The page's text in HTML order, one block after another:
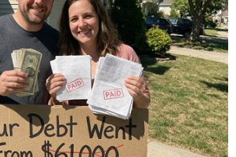
quản lý chặt chẽ để đảm bảo
ly tuyệt đối theo quy định của
Bộ trưởng đề nghị phải
trên diện rộng, vừa đảm
phòng, chống dịch.